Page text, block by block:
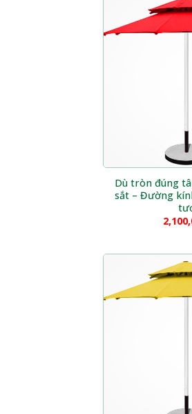
Dù tròn đúng
sắt – Đường